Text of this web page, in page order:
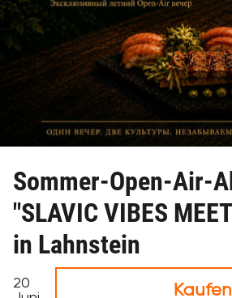
Sommer-Open-Air-
"SLAVIC VIBES
in Lahnstein
20
Kaufen